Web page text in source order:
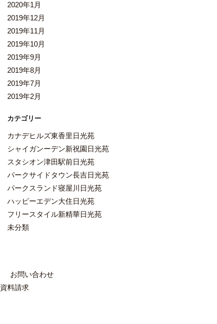
2020年1月
2019年12月
2019年11月
2019年10月
2019年9月
2019年8月
2019年7月
2019年2月
カテゴリー
カナデヒルズ東香里日光苑
シャイガンーデン新祝園日光苑
スタシオン津田駅前日光苑
パークサイドタウン長吉日光苑
パークスランド寝屋川日光苑
ハッピーエデン大住日光苑
フリースタイル新精華日光苑
未分類
お問い合わせ
資料請求